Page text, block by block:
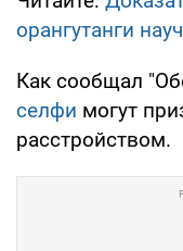
орангутанги
Как сообщал
селфи могут
расстройством.